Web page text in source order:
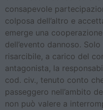
consapevole
colposa dell’altro e
emerge una
dell’evento dannoso.
risarcibile, a carico del
antagonista, la
cod. civ., tenuto conto
passeggero nell’ambito
non può valere a